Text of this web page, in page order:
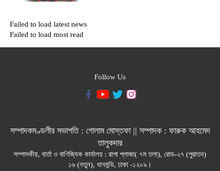
Failed to load latest news
Failed to load most read
Follow Us
সম্পাদকমণ্ডলীর সভাপতি : গোলাম মোস্তফা || সম্পাদক : ফারুক আহমেদ
তালুকদার
সম্পাদকীয়, বার্তা ও বাণিজ্যিক কার্যালয় : রাপা প্লাজা( ৭ম তলা), রোড-২৭ (পুরাতন)
১৬ (নতুন), ধানমন্ডি, ঢাকা -১২০৯।